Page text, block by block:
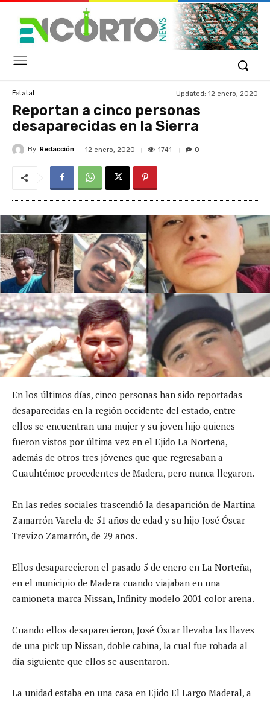
Estatal Updated: 12 enero, 2020
Reportan a cinco personas
desaparecidas en la Sierra
By Redacción 12 enero, 2020 1741 0
En los últimos días, cinco personas han sido reportadas
desaparecidas en la región occidente del estado, entre
ellos se encuentran una mujer y su joven hijo quienes
fueron vistos por última vez en el Ejido La Norteña,
además de otros tres jóvenes que que regresaban a
Cuauhtémoc procedentes de Madera, pero nunca llegaron.
En las redes sociales trascendió la desaparición de Martina
Zamarrón Varela de 51 años de edad y su hijo José Óscar
Trevizo Zamarrón, de 29 años.
Ellos desaparecieron el pasado 5 de enero en La Norteña,
en el municipio de Madera cuando viajaban en una
camioneta marca Nissan, Infinity modelo 2001 color arena.
Cuando ellos desaparecieron, José Óscar llevaba las llaves
de una pick up Nissan, doble cabina, la cual fue robada al
día siguiente que ellos se ausentaron.
La unidad estaba en una casa en Ejido El Largo Maderal, a